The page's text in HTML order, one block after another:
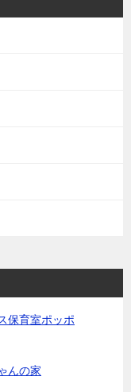
保育室ポッポ
んの家